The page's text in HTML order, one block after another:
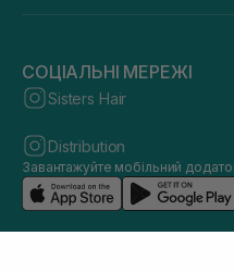
СОЦІАЛЬНІ МЕРЕЖІ
Sisters Hair
Distribution
Завантажуйте мобільний